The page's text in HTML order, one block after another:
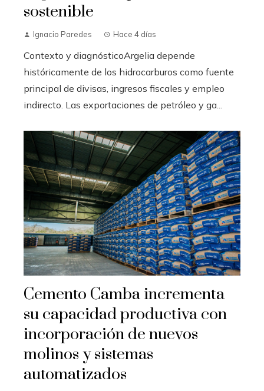
sostenible
Ignacio Paredes Hace 4 días
Contexto y diagnósticoArgelia depende
históricamente de los hidrocarburos como fuente
principal de divisas, ingresos fiscales y empleo
indirecto. Las exportaciones de petróleo y ga...
Cemento Camba incrementa
su capacidad productiva con
incorporación de nuevos
molinos y sistemas
automatizados